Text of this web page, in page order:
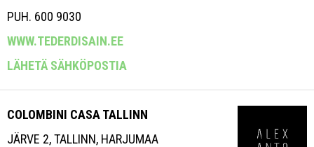
PUH. 600 9030
WWW.TEDERDISAIN.EE
LÄHETÄ SÄHKÖPOSTIA
COLOMBINI CASA TALLINN
JÄRVE 2, TALLINN, HARJUMAA